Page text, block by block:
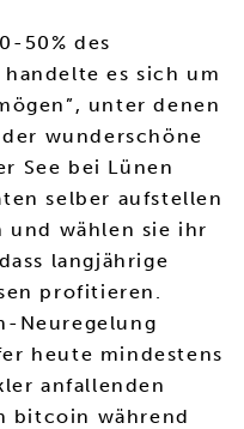
50% des
es sich um
unter denen
wunderschöne
See bei Lünen
selber aufstellen
und wählen sie ihr
langjährige
profitieren.
Neuregelung
heute mindestens
anfallenden
bitcoin während